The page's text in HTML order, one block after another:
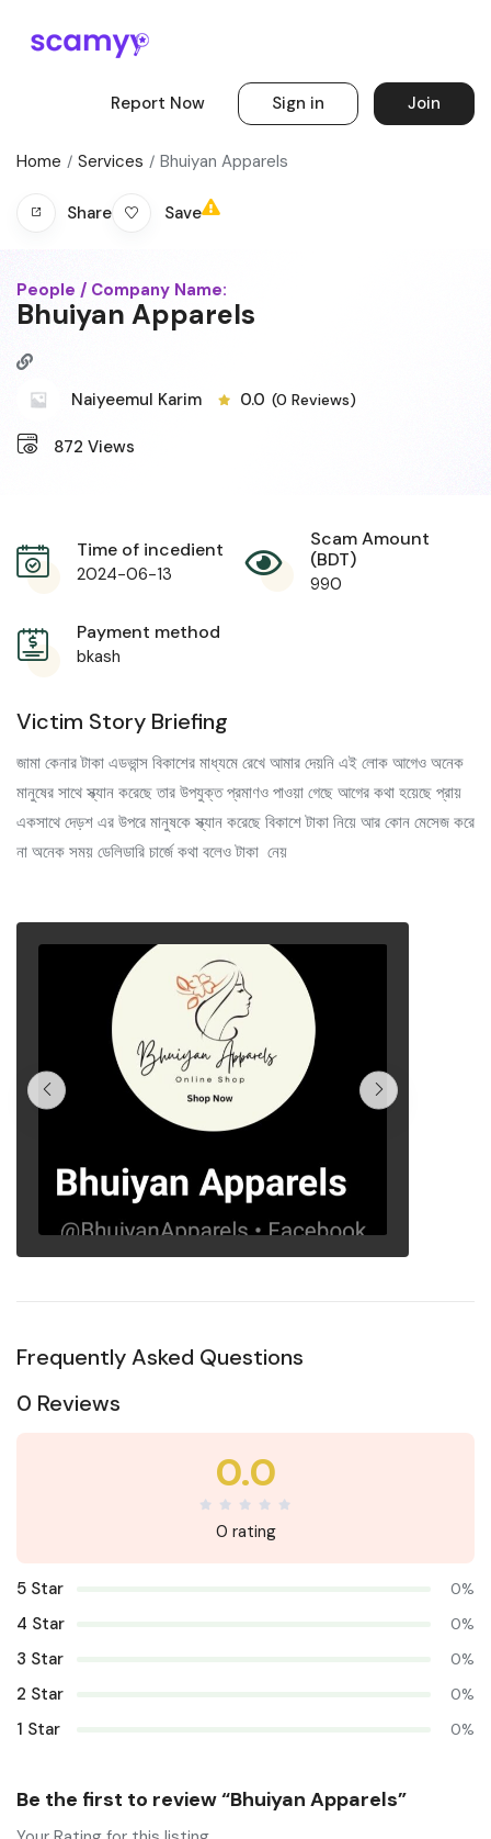
Report Now Sign in Join
Home Services Bhuiyan Apparels
Share Save
People / Company Name:
Bhuiyan Apparels
Naiyeemul Karim 0.0 (0 Reviews)
872 Views
Time of incedient
2024-06-13
Scam Amount
(BDT)
990
Payment method
bkash
Victim Story Briefing
জামা কেনার টাকা এডভান্স বিকাশের মাধ্যমে রেখে আমার দেয়নি এই লোক আগেও অনেক
মানুষের সাথে স্ক্যান করেছে তার উপযুক্ত প্রমাণও পাওয়া গেছে আগের কথা হয়েছে প্রায়
একসাথে দেড়শ এর উপরে মানুষকে স্ক্যান করেছে বিকাশে টাকা নিয়ে আর কোন মেসেজ করে
না অনেক সময় ডেলিডারি চার্জে কথা বলেও টাকা নেয়
Frequently Asked Questions
0 Reviews
0.0
0 rating
5 Star 0%
4 Star 0%
3 Star 0%
2 Star 0%
1 Star 0%
Be the first to review “Bhuiyan Apparels”